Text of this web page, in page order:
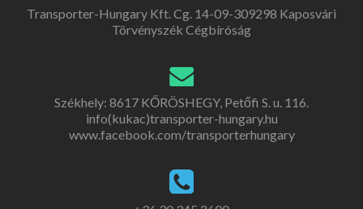
Transporter-Hungary Kft. Cg. 14-09-309298 Kaposvári
Törvényszék Cégbíróság
Székhely: 8617 KŐRÖSHEGY, Petőfi S. u. 116.
info(kukac)transporter-hungary.hu
www.facebook.com/transporterhungary